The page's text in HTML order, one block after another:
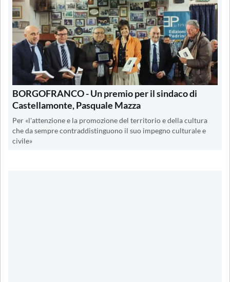
BORGOFRANCO - Un premio per il sindaco di
Castellamonte, Pasquale Mazza
Per «l'attenzione e la promozione del territorio e della cultura
che da sempre contraddistinguono il suo impegno culturale e
civile»